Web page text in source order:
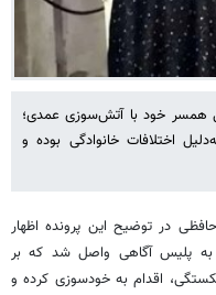
قتل همسر خود با آتش‌سوزی عمدی؛
اختلافات خانوادگی بوده و
در توضیح این پرونده اظهار
۳۲ گلشن شیراز به پلیس آگاهی واصل شد که بر
ورشکستگی، اقدام به خودسوزی کرده و